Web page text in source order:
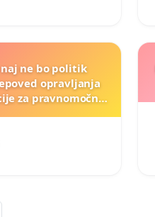
ne bo politik
opravljanja
za pravnomočno